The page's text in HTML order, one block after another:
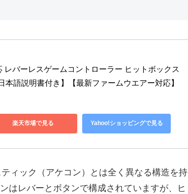
バーレスゲームコントローラー ヒットボックス
本語説明書付き】【最新ファームウエアー対応】
楽天市場で見る Yahoo!ショッピングで見る
ィック（アケコン）とは全く異なる構造を持
はレバーとボタンで構成されていますが、ヒ